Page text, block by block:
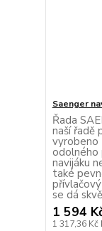
Saenger
Řada
naší řadě
vyrobeno
odolného
navijáku
také
se dá
1 594
1 317,36 Kč